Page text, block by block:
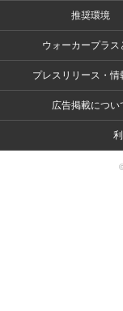
推奨環境
ウォーカープラス
プレスリリース・情
広告掲載につい